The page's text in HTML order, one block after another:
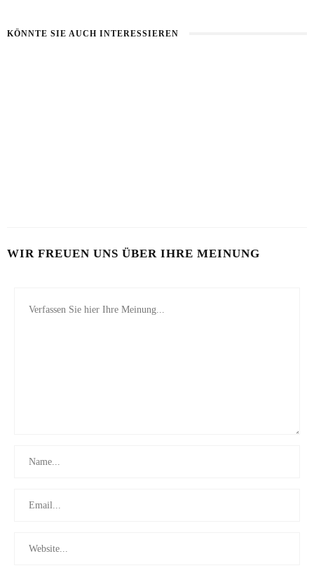
KÖNNTE SIE AUCH INTERESSIEREN
WIR FREUEN UNS ÜBER IHRE MEINUNG